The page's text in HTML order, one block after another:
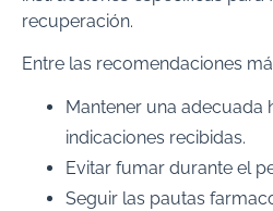
recuperación.
Entre las recomendaciones
Mantener una adecuada
indicaciones recibidas.
Evitar fumar durante el
Seguir las pautas